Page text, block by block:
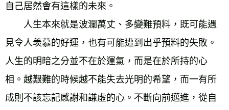
自己居然會有這樣的未來。
人生本來就是波瀾萬丈、多變難預料，既可能遇
見令人羡慕的好運，也有可能遭到出乎預料的失敗。
人生的明暗之分並不在於運氣，而是在於所持的心
相。越艱難的時候越不能失去光明的希望，而一有所
成則不該忘記感謝和謙虛的心。不斷向前邁進，從自